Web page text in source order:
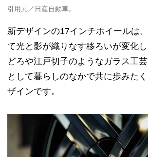
引用元／日産自動車。
新デザインの17インチホイールは
て光と影が織りなす移ろいが変化
どろや江戸切子のようなガラス工
として暮らしのなかで共に歩みた
ザインです。